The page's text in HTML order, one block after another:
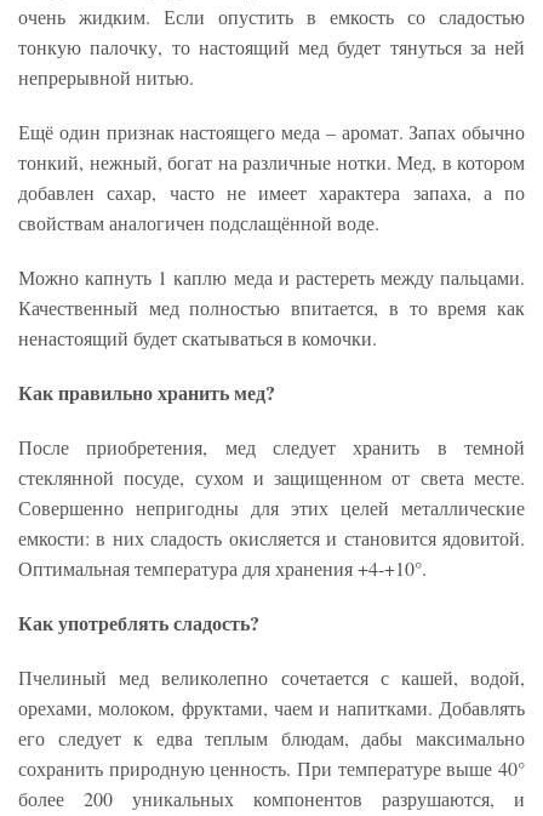
очень жидким. Если опустить в емкость со сладостью
тонкую палочку, то настоящий мед будет тянуться за ней
непрерывной нитью.
Ещё один признак настоящего меда – аромат. Запах обычно
тонкий, нежный, богат на различные нотки. Мед, в котором
добавлен сахар, часто не имеет характера запаха, а по
свойствам аналогичен подслащённой воде.
Можно капнуть 1 каплю меда и растереть между пальцами.
Качественный мед полностью впитается, в то время как
ненастоящий будет скатываться в комочки.
Как правильно хранить мед?
После приобретения, мед следует хранить в темной
стеклянной посуде, сухом и защищенном от света месте.
Совершенно непригодны для этих целей металлические
емкости: в них сладость окисляется и становится ядовитой.
Оптимальная температура для хранения +4-+10°.
Как употреблять сладость?
Пчелиный мед великолепно сочетается с кашей, водой,
орехами, молоком, фруктами, чаем и напитками. Добавлять
его следует к едва теплым блюдам, дабы максимально
сохранить природную ценность. При температуре выше 40°
более 200 уникальных компонентов разрушаются, и